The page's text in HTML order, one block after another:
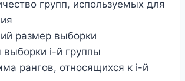
групп, используемых для
размер выборки
выборки i-й группы
рангов, относящихся к i-й